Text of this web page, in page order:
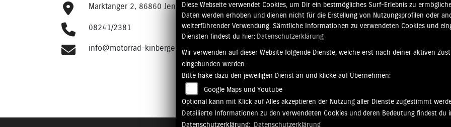
Wie lang müssen wir schließen? Wie lang
viele Einbußen geben?
Es wurden schon Plan A-Z geschmiedet,
überstehen.
Doch als wir nach 1-monatiger
unseren Augen kaum.
So schnell konnte man gar nicht schauen
Auch wegen des neuen B196-
Marktanger 2, 86860 Jengen, Deutschland
08241/2381
info@motorrad-kinberger.de
Diese Webseite verwendet Cookies, um Dir ein bestmögliches Surf-Erlebnis zu
Daten werden erhoben und dienen nicht für die Erstellung von Nutzungsprofilen oder
weiterführender Verwendung. Sämtliche Informationen zu verwendeten Cookies und
Diensten findest du hier: Datenschutzerklärung
Wir verwenden auf dieser Website folgende Dienste, welche erst nach deiner aktiven
eingebunden werden.
Bitte hake dazu den jeweiligen Dienst an und klicke auf Übernehmen:
Google Maps und Youtube
Optional kann mit Klick auf Alles akzeptieren der Nutzung aller Dienste zugestimmt
Detailierte Informationen zu den verwendeten Cookies und deren Bedeutung findest du
Datenschutzerklärung: Datenschutzerklärung